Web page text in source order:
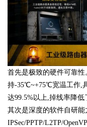
首先是极致的硬件可靠
持-35℃~+75℃宽温工作,
达99.5%以上,掉线率降
其次是深度的软件自研
IPSec/PPTP/L2TP/